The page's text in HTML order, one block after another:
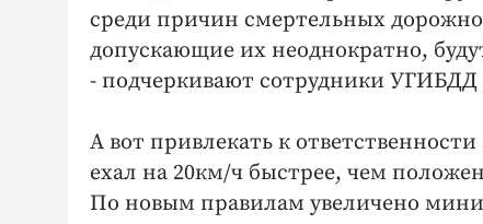
среди причин смертельных
допускающие их неоднократно,
- подчеркивают сотрудники УГИБДД
А вот привлекать к
ехал на 20км/ч быстрее, чем
По новым правилам увеличено